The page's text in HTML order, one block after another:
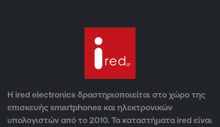
Η ired electronics δραστηριοποιείται στο χώρο της
επισκευής smartphones και ηλεκτρονικών
υπολογιστών από το 2010. Τα καταστήματα ired είναι